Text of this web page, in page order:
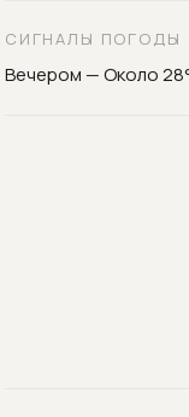
СИГНАЛЫ ПОГОДЫ
Вечером — Около